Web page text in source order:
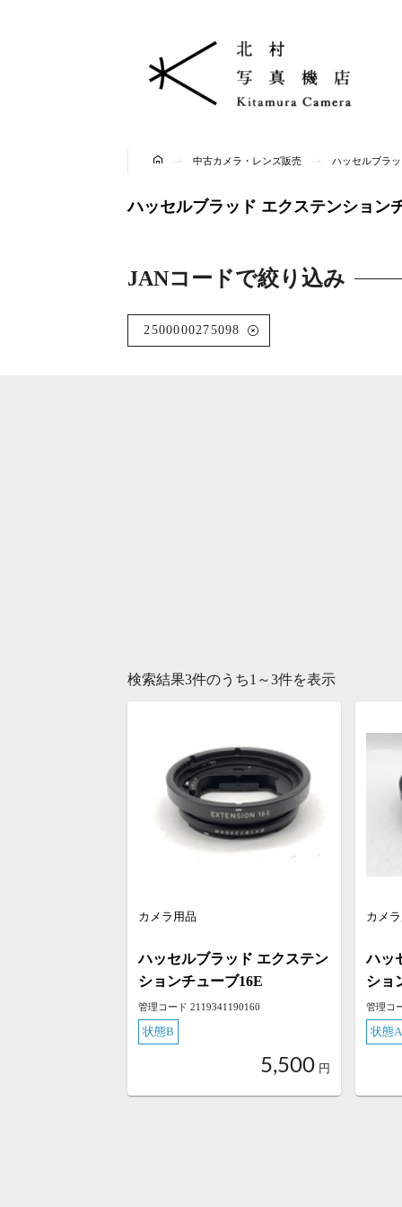
中古カメラ・レンズ販売 ハッセルブラ
ハッセルブラッド エクステンション
JANコードで絞り込み
2500000275098
検索結果3件のうち1～3件を表示
カメラ用品
ハッセルブラッド エクステン
ションチューブ16E
管理コード 2119341190160
状態B
5,500 円
カメ
ハッ
ショ
管理コ
状態A